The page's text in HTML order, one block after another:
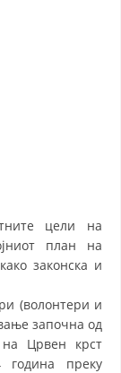
цели на
план на
законска и
(волонтери и
започна од
Црвен крст
преку